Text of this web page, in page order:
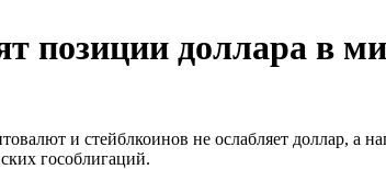
доллара в
и стейблкоинов не ослабляет доллар, а
гособлигаций.